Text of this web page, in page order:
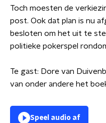
Toch moesten de
post. Ook dat plan is nu
besloten om het uit te
politieke pokerspel
Te gast: Dore van
van onder andere het
Speel audio af